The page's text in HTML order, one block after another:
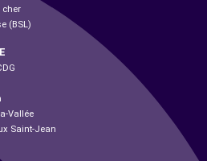
cher
(BSL)
Vallée
Saint-Jean